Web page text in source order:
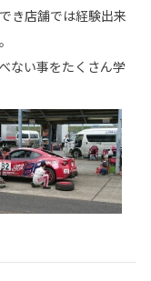
き店舗では経験出来
ない事をたくさん学